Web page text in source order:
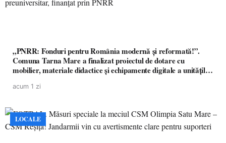
„PNRR: Fonduri pentru România modernă și reformată!”.
Comuna Tarna Mare a finalizat proiectul de dotare cu
mobilier, materiale didactice și echipamente digitale a unităților
acum 1 zi
LOCALE